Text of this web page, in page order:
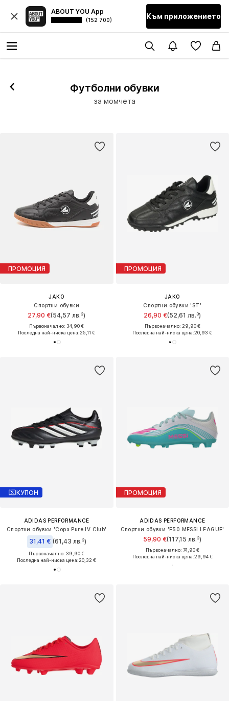
ABOUT YOU App
(152 700) Към приложението
Футболни обувки
за момчета
ПРОМОЦИЯ
JAKO
Спортни обувки
27,90 €(54,57 лв.³)
Първоначално: 34,90 €
Последна най-ниска цена:25,11 €
ПРОМОЦИЯ
JAKO
Спортни обувки 'ST'
26,90 €(52,61 лв.³)
Първоначално: 29,90 €
Последна най-ниска цена:20,93 €
КУПОН
ADIDAS PERFORMANCE
Спортни обувки 'Copa Pure IV Club'
31,41 € (61,43 лв.³)
Първоначално: 39,90 €
Последна най-ниска цена:20,32 €
ПРОМОЦИЯ
ADIDAS PERFORMANCE
Спортни обувки 'F50 MESSI LEAGUE'
59,90 €(117,15 лв.³)
Първоначално: 74,90 €
Последна най-ниска цена:29,94 €